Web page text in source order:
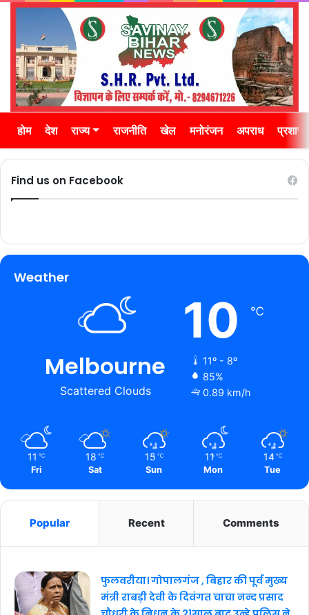
होम देश राज्य राजनीति खेल मनोरंजन अपराध
Find us on Facebook
Weather
Melbourne
Scattered Clouds
10 ℃
11º - 8º
85%
0.89 km/h
11 ℃
Fri
18 ℃
Sat
15 ℃
Sun
11 ℃
Mon
14 ℃
Tue
Popular Recent Comments
फुलवरीया। गोपालगंज , बिहार की पूर्व मुख्य
मंत्री राबड़ी देवी के दिवंगत चाचा नन्द प्रसाद